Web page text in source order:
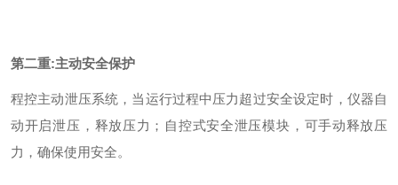
第二重:主动安全保护
程控主动泄压系统，当运行过程中压力超过安全设定时，仪器自
动开启泄压，释放压力；自控式安全泄压模块，可手动释放压
力，确保使用安全。